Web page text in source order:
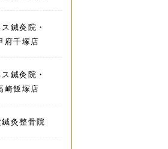
鍼灸院・
府千塚店
鍼灸院・
崎飯塚店
灸整骨院